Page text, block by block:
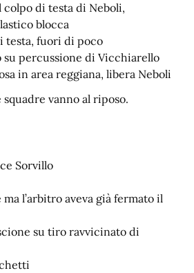
colpo di testa di Neboli,
blocca
testa, fuori di poco
su percussione di Vicchiarello
in area reggiana, libera Neboli
vanno al riposo.
Sorvillo
ma l’arbitro aveva già fermato il
su tiro ravvicinato di